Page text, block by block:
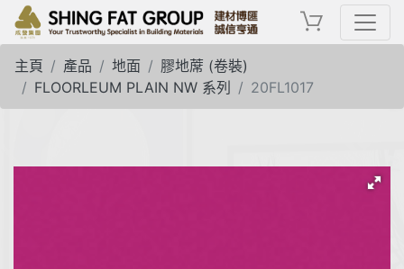
主頁 產品 地面
膠地蓆 (卷裝)
FLOORLEUM PLAIN NW 系列
20FL1017